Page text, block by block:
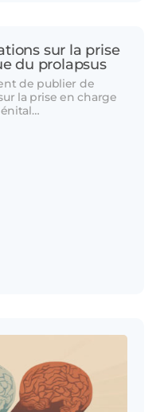
sur la prise
du prolapsus
de publier de
la prise en charge